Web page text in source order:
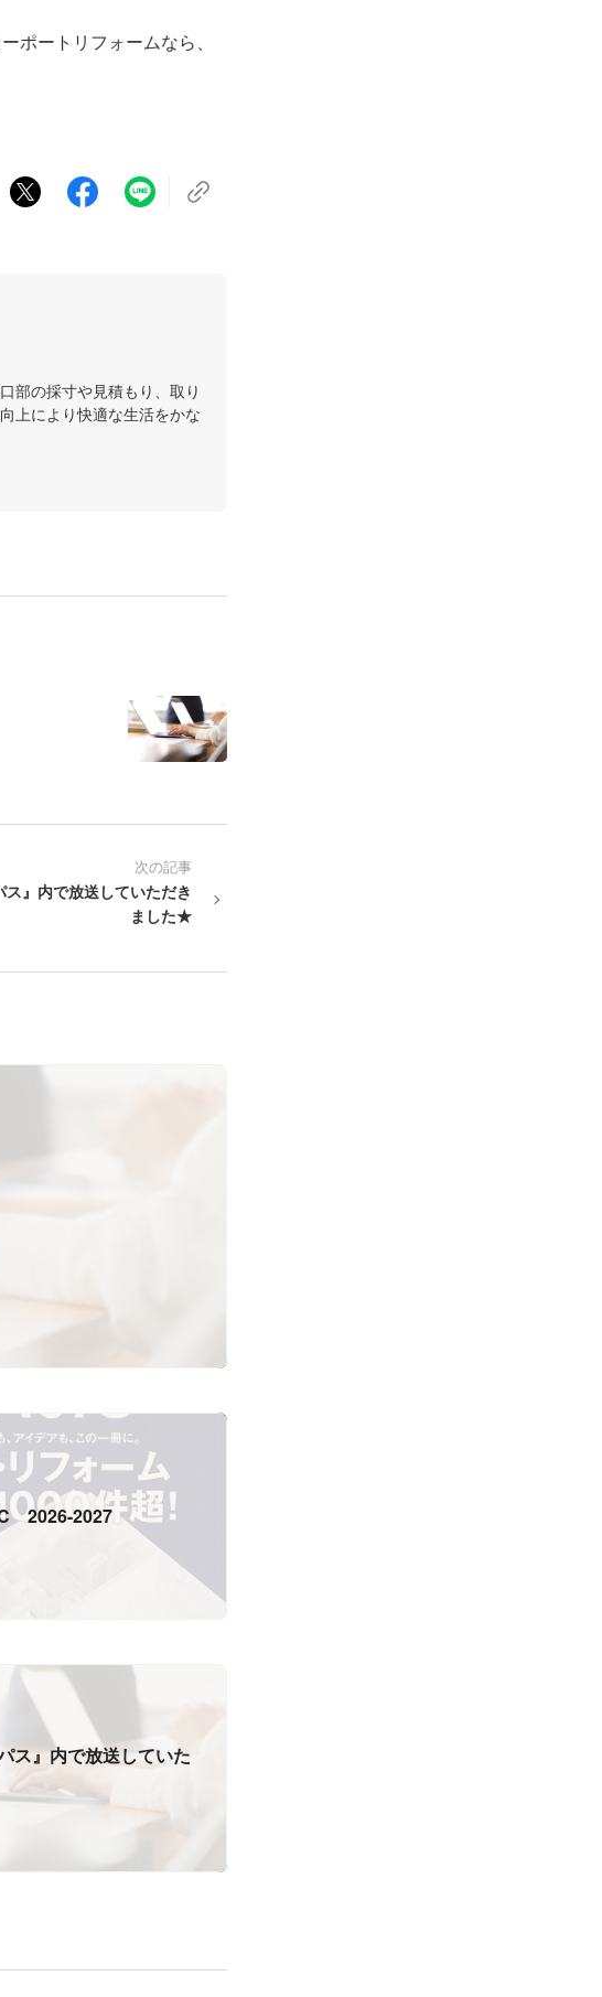
ポートリフォームなら、
部の採寸や見積もり、取り
上により快適な生活をかな
次の記事
』内で放送していただき
ました★
2026-2027
ス』内で放送していた